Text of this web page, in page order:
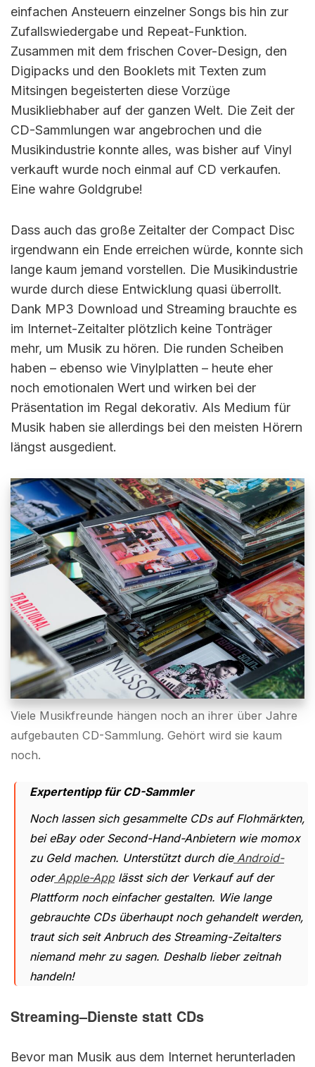
einfachen Ansteuern einzelner Songs bis hin zur
Zufallswiedergabe und Repeat-Funktion.
Zusammen mit dem frischen Cover-Design, den
Digipacks und den Booklets mit Texten zum
Mitsingen begeisterten diese Vorzüge
Musikliebhaber auf der ganzen Welt. Die Zeit der
CD-Sammlungen war angebrochen und die
Musikindustrie konnte alles, was bisher auf Vinyl
verkauft wurde noch einmal auf CD verkaufen.
Eine wahre Goldgrube!
Dass auch das große Zeitalter der Compact Disc
irgendwann ein Ende erreichen würde, konnte sich
lange kaum jemand vorstellen. Die Musikindustrie
wurde durch diese Entwicklung quasi überrollt.
Dank MP3 Download und Streaming brauchte es
im Internet-Zeitalter plötzlich keine Tonträger
mehr, um Musik zu hören. Die runden Scheiben
haben – ebenso wie Vinylplatten – heute eher
noch emotionalen Wert und wirken bei der
Präsentation im Regal dekorativ. Als Medium für
Musik haben sie allerdings bei den meisten Hörern
längst ausgedient.
Viele Musikfreunde hängen noch an ihrer über Jahre
aufgebauten CD-Sammlung. Gehört wird sie kaum
noch.
Expertentipp für CD-Sammler
Noch lassen sich gesammelte CDs auf Flohmärkten,
bei eBay oder Second-Hand-Anbietern wie momox
zu Geld machen. Unterstützt durch die Android-
oder Apple-Applässt sich der Verkauf auf der
Plattform noch einfacher gestalten. Wie lange
gebrauchte CDs überhaupt noch gehandelt werden,
traut sich seit Anbruch des Streaming-Zeitalters
niemand mehr zu sagen. Deshalb lieber zeitnah
handeln!
Streaming–Dienste statt CDs
Bevor man Musik aus dem Internet herunterladen